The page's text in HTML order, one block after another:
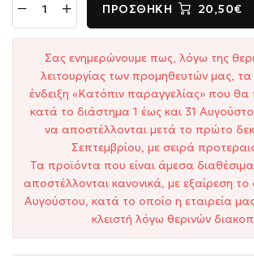
ΠΡΟΣΘΉΚΗ 20,50€
Σας ενημερώνουμε πως, λόγω της
λειτουργίας των προμηθευτών μας,
ένδειξη «Κατόπιν παραγγελίας» που
κατά το διάστημα 1 έως και 31
να αποστέλλονται μετά το πρώτο
Σεπτεμβρίου, με σειρά
Τα προϊόντα που είναι άμεσα
αποστέλλονται κανονικά, με εξαίρεση
Αυγούστου, κατά το οποίο η εταιρεία
κλειστή λόγω θερινών